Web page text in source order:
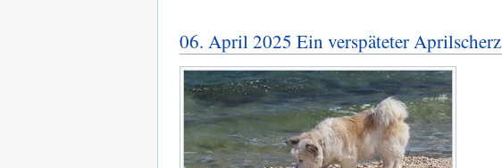
06. April 2025 Ein verspäteter Aprilscherz